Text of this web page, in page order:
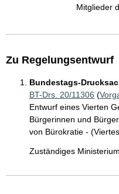
Mitglieder
Zu Regelungsentwurf
Bundestags-
BT-Drs. 20/11306 (
Entwurf eines Vierten
Bürgerinnen und
von Bürokratie -
Zuständiges